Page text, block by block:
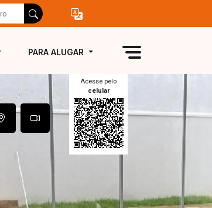
PARA ALUGAR
Acesse pelo
celular